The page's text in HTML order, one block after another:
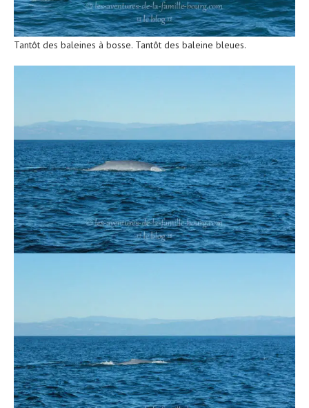
Tantôt des baleines à bosse. Tantôt des baleine bleues.